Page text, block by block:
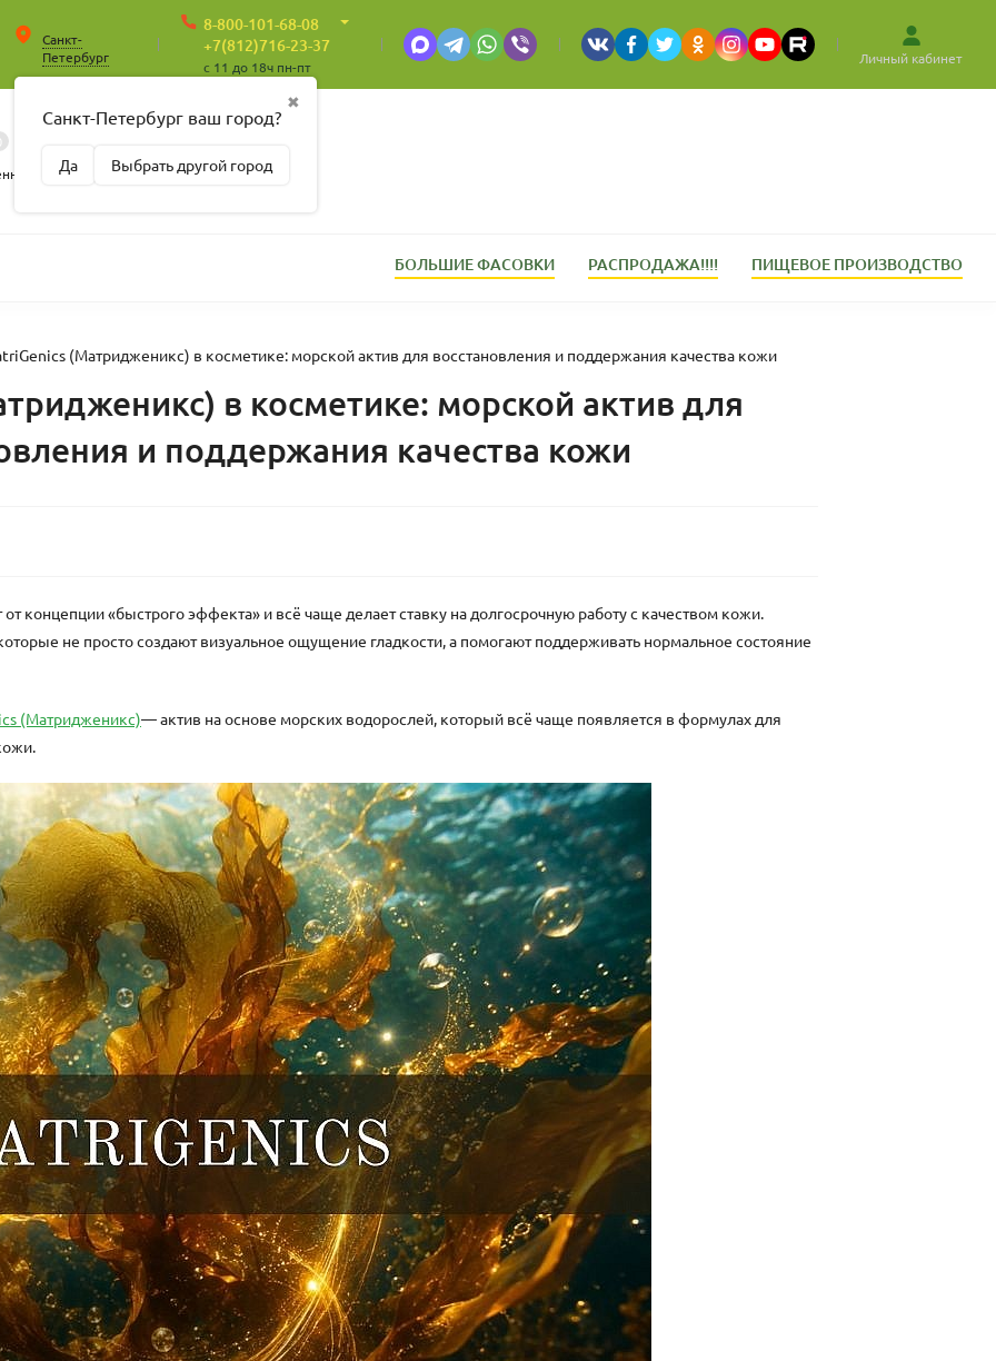
Санкт-
Петербург
✖
Санкт-Петербург ваш город?
Да Выбрать другой город
8-800-101-68-08
+7(812)716-23-37
c 11 до 18ч пн-пт
Личный кабинет
Пусто
БОЛЬШИЕ ФАСОВКИ РАСПРОДАЖА!!!! ПИЩЕВОЕ ПРОИЗВОДСТВО
(Матридженикс) в косметике: морской актив для восстановления и поддержания качества кожи
в косметике: морской актив для
и поддержания качества кожи
концепции «быстрого эффекта» и всё чаще делает ставку на долгосрочную работу с качеством кожи.
не просто создают визуальное ощущение гладкости, а помогают поддерживать нормальное состояние
(Матридженикс)— актив на основе морских водорослей, который всё чаще появляется в формулах для